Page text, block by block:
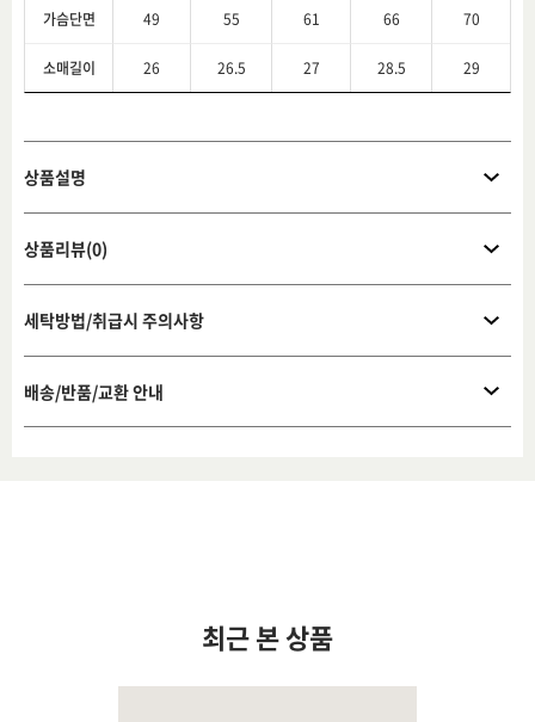
가슴단면 49 55 61 66 70
소매길이 26 26.5 27 28.5 29
상품설명
상품리뷰(0)
세탁방법/취급시 주의사항
배송/반품/교환 안내
최근 본 상품